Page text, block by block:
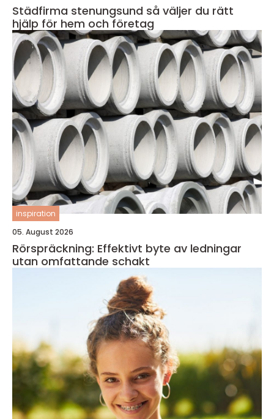
Städfirma stenungsund så väljer du rätt
hjälp för hem och företag
inspiration
05. August 2026
Rörspräckning: Effektivt byte av ledningar
utan omfattande schakt